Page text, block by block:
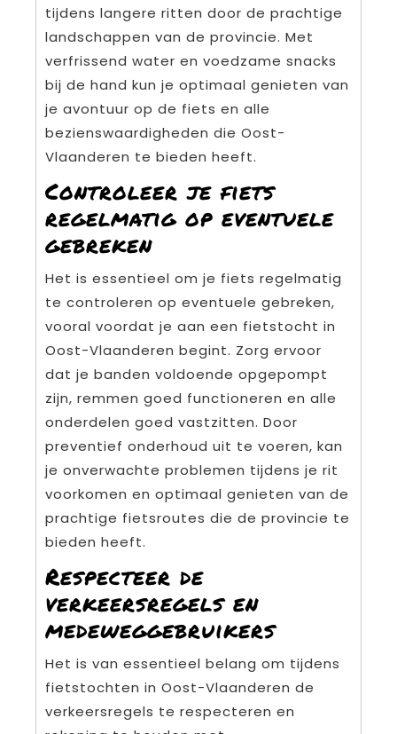
tijdens langere ritten door de prachtige
landschappen van de provincie. Met
verfrissend water en voedzame snacks
bij de hand kun je optimaal genieten van
je avontuur op de fiets en alle
bezienswaardigheden die Oost-
Vlaanderen te bieden heeft.
Controleer je fiets
regelmatig op eventuele
gebreken
Het is essentieel om je fiets regelmatig
te controleren op eventuele gebreken,
vooral voordat je aan een fietstocht in
Oost-Vlaanderen begint. Zorg ervoor
dat je banden voldoende opgepompt
zijn, remmen goed functioneren en alle
onderdelen goed vastzitten. Door
preventief onderhoud uit te voeren, kan
je onverwachte problemen tijdens je rit
voorkomen en optimaal genieten van de
prachtige fietsroutes die de provincie te
bieden heeft.
Respecteer de
verkeersregels en
medeweggebruikers
Het is van essentieel belang om tijdens
fietstochten in Oost-Vlaanderen de
verkeersregels te respecteren en